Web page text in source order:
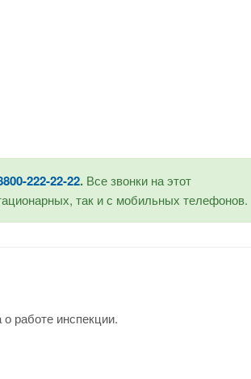
222-22-22. Все звонки на этот
так и с мобильных телефонов.
работе инспекции.